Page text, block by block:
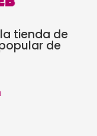
tienda de
de